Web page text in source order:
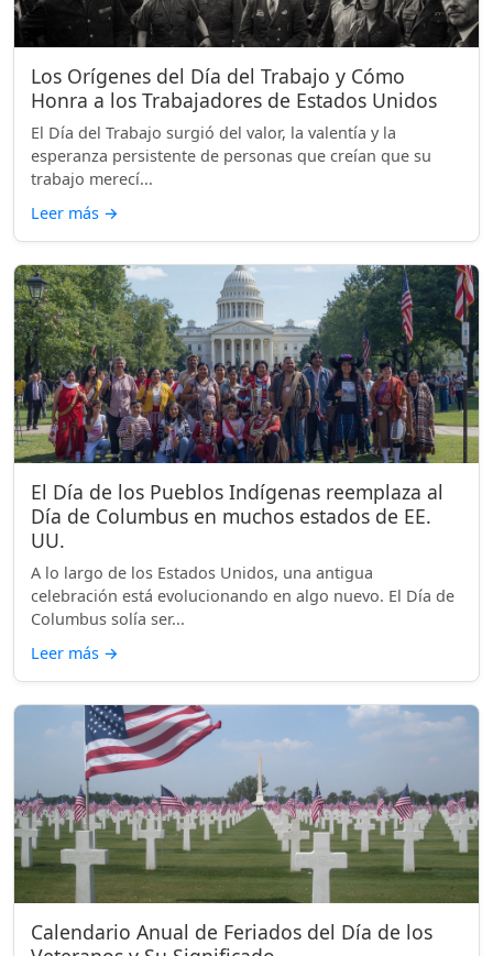
Los Orígenes del Día del Trabajo y Cómo
Honra a los Trabajadores de Estados Unidos
El Día del Trabajo surgió del valor, la valentía y la
esperanza persistente de personas que creían que su
trabajo merecí...
Leer más →
El Día de los Pueblos Indígenas reemplaza al
Día de Columbus en muchos estados de EE.
UU.
A lo largo de los Estados Unidos, una antigua
celebración está evolucionando en algo nuevo. El Día de
Columbus solía ser...
Leer más →
Calendario Anual de Feriados del Día de los